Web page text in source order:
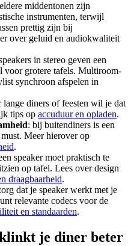
middentonen zijn
instrumenten, terwijl
prettig zijn bij
over geluid en audiokwaliteit
in stereo geven een
voor grotere tafels. Multiroom-
synchroon afspelen in
lange diners of feesten wil je dat
tips op accuduur en opladen.
: bij buitendiners is een
Meer hierover op
.
speaker moet praktisch te
op tafel. Lees over design
draagbaarheid.
dat je speaker werkt met je
relevante codecs voor de
en standaarden.
je diner beter